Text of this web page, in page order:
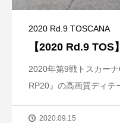
2020 Rd.9 TOSCANA
【2020 Rd.9 TOS
2020年第9戦トスカー
RP20』の高画質ディテ
2020.09.15